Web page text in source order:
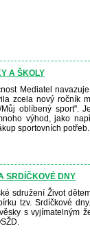
A ŠKOLY
Mediatel
zcela nový ročník
oblíbený sport".
výhod, jako
sportovních potřeb.
SRDÍČKOVÉ DNY
sdružení Život
tzv. Srdíčkové
s vyjímatelným